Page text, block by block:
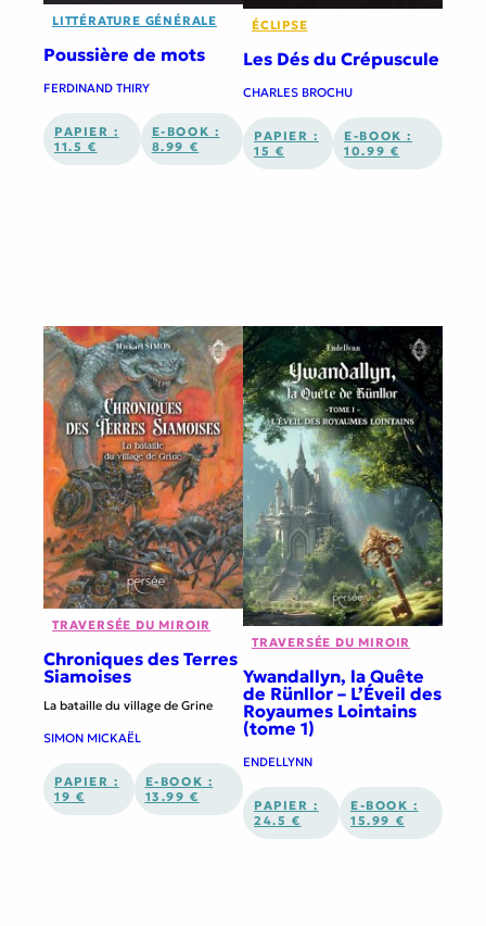
LITTÉRATURE GÉNÉRALE
Poussière de mots
FERDINAND THIRY
PAPIER :
11.5 €
E-BOOK :
8.99 €
ÉCLIPSE
Les Dés du Crépuscule
CHARLES BROCHU
PAPIER :
15 €
E-BOOK :
10.99 €
TRAVERSÉE DU MIROIR
Chroniques des Terres
Siamoises
La bataille du village de Grine
SIMON MICKAËL
PAPIER :
19 €
E-BOOK :
13.99 €
TRAVERSÉE DU MIROIR
Ywandallyn, la Quête
de Rünllor – L’Éveil des
Royaumes Lointains
(tome 1)
ENDELLYNN
PAPIER :
24.5 €
E-BOOK :
15.99 €